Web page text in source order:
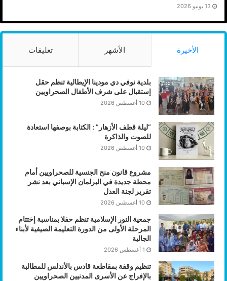
13 يونيو 2026
الأخيرة الأشهر تعليقات
بلدية نوفي دي مودينا الإيطالية تنظم حقل
إستقبال على شرف الأطفال الصحراويين
10 أغسطس 2026
“ليلة قطف الأزهار” : الكتابة بوصفها استعادة
للصوت والذاكرة
10 أغسطس 2026
مشروع قانون منح الجنسية للصحراويين أمام
محطة جديدة في البرلمان الإسباني بعد نشر
تقرير لجنة العدل
10 أغسطس 2026
جمعية النور الإسلامية تنظم حفلا بمناسبة إختتام
المرحلة الأولى من الدورة التعليمة الصيفية لأبناء
الجالية
1 أغسطس 2026
تنظيم وقفة بمقاطعة قادس بالأندلس للمطالبة
بالإفراج عن الأسرى المدنيين الصحراويين